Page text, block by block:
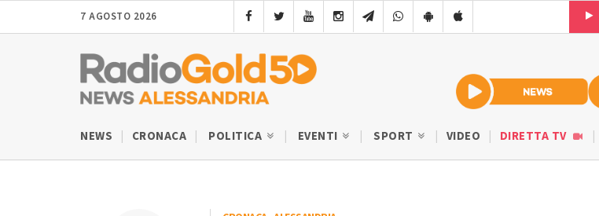
7 AGOSTO 2026
NEWS CRONACA POLITICA EVENTI SPORT VIDEO DIRETTA TV